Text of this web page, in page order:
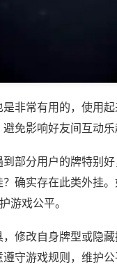
非常有用的，使用
免影响好友间互动乐
部分用户的牌特别
确实存在此类外挂
游戏公平。
修改自身牌型或隐
守游戏规则，维护公